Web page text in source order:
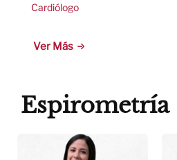
Cardiólogo
Ver Más
Espirometría